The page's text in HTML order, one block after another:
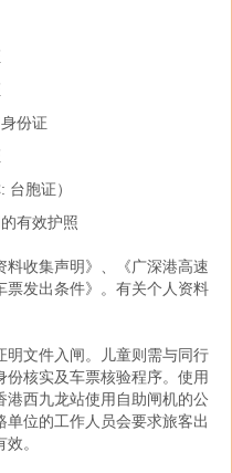
份证
胞证）
有效护照
料收集声明》、《广深港高速
票发出条件》。有关个人资料
明文件入闸。儿童则需与同行
核实及车票核验程序。使用
港西九龙站使用自助闸机的公
位的工作人员会要求旅客出
。